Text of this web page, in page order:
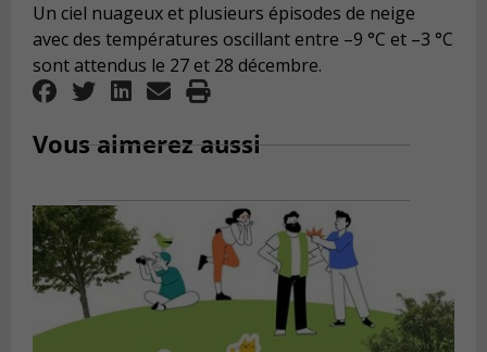
Un ciel nuageux et plusieurs épisodes de neige
avec des températures oscillant entre –9 °C et –3 °C
sont attendus le 27 et 28 décembre.
Vous aimerez aussi